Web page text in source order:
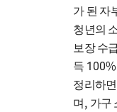
가 된 자
청년의
보장 수
득 100%
정리하
며 , 가구